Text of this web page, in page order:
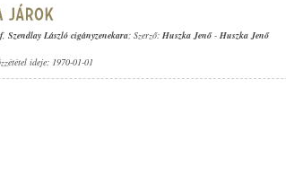
, Szendlay László cigányzenekara; Szerző: Huszka Jenő- Huszka Jenő
ideje: 1970-01-01